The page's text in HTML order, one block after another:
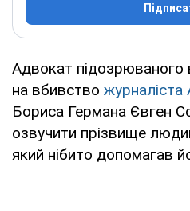
Адвокат підозрюваного
на вбивство журналіста
Бориса Германа Євген
озвучити прізвище
який нібито допомагав